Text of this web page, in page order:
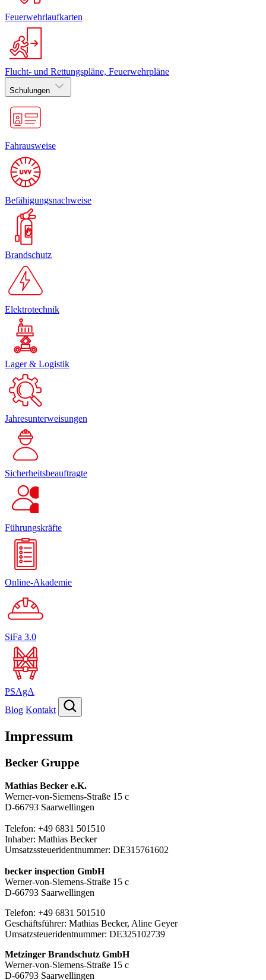
Feuerwehrlaufkarten
Flucht- und Rettungspläne, Feuerwehrpläne
Schulungen
Fahrausweise
Befähigungsnachweise
Brandschutz
Elektrotechnik
Lager & Logistik
Jahresunterweisungen
Sicherheitsbeauftragte
Führungskräfte
Online-Akademie
SiFa 3.0
PSAgA
Blog Kontakt
Impressum
Becker Gruppe
Mathias Becker e.K.
Werner-von-Siemens-Straße 15 c
D-66793 Saarwellingen
Telefon: +49 6831 501510
Inhaber: Mathias Becker
Umsatzssteueridentnummer: DE315761602
becker inspection GmbH
Werner-von-Siemens-Straße 15 c
D-66793 Saarwellingen
Telefon: +49 6831 501510
Geschäftsführer: Mathias Becker, Aline Geyer
Umsatzsteueridentnummer: DE325102739
Metzinger Brandschutz GmbH
Werner-von-Siemens-Straße 15 c
D-66793 Saarwellingen